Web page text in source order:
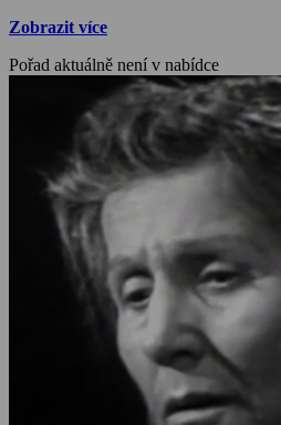
Zobrazit více
Pořad aktuálně není v nabídce